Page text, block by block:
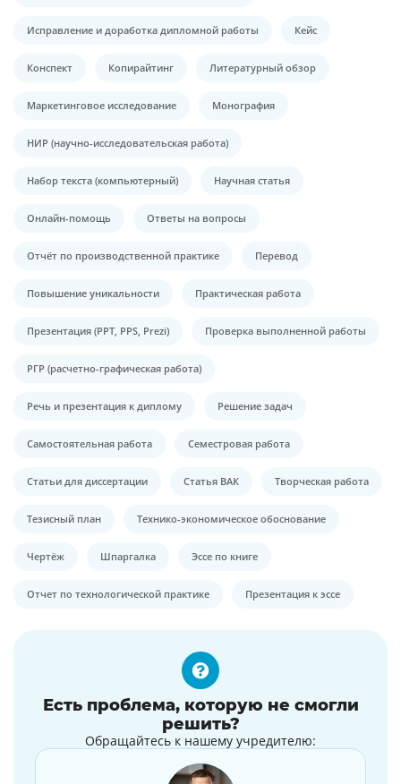
Исправление и доработка дипломной работы Кейс
Конспект Копирайтинг Литературный обзор
Маркетинговое исследование Монография
НИР (научно-исследовательская работа)
Набор текста (компьютерный) Научная статья
Онлайн-помощь Ответы на вопросы
Отчёт по производственной практике Перевод
Повышение уникальности Практическая работа
Презентация (PPT, PPS, Prezi) Проверка выполненной работы
РГР (расчетно-графическая работа)
Речь и презентация к диплому Решение задач
Самостоятельная работа Семестровая работа
Статьи для диссертации Статья ВАК Творческая работа
Тезисный план Технико-экономическое обоснование
Чертёж Шпаргалка Эссе по книге
Отчет по технологической практике Презентация к эссе
Есть проблема, которую не смогли
решить?
Обращайтесь к нашему учредителю: